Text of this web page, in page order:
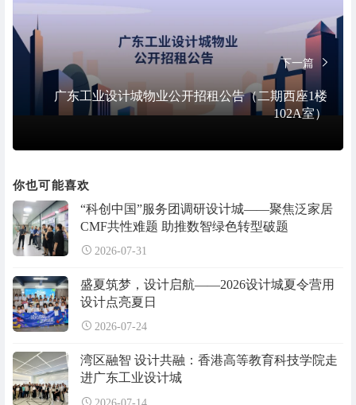
下一篇
广东工业设计城物业公开招租公告（二期西座1楼
102A室）
你也可能喜欢
“科创中国”服务团调研设计城——聚焦泛家居
CMF共性难题 助推数智绿色转型破题
2026-07-31
盛夏筑梦，设计启航——2026设计城夏令营用
设计点亮夏日
2026-07-24
湾区融智 设计共融：香港高等教育科技学院走
进广东工业设计城